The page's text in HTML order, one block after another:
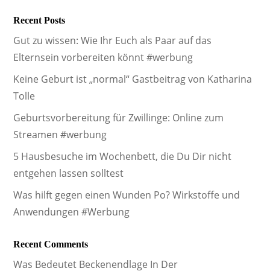
Recent Posts
Gut zu wissen: Wie Ihr Euch als Paar auf das
Elternsein vorbereiten könnt #werbung
Keine Geburt ist „normal“ Gastbeitrag von Katharina
Tolle
Geburtsvorbereitung für Zwillinge: Online zum
Streamen #werbung
5 Hausbesuche im Wochenbett, die Du Dir nicht
entgehen lassen solltest
Was hilft gegen einen Wunden Po? Wirkstoffe und
Anwendungen #Werbung
Recent Comments
Was Bedeutet Beckenendlage In Der